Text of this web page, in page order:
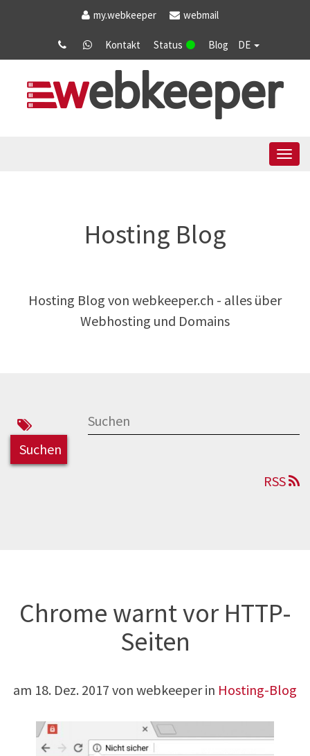
my.webkeeper webmail
Kontakt Status Blog DE
Hosting Blog
Hosting Blog von webkeeper.ch - alles über
Webhosting und Domains
RSS
Chrome warnt vor HTTP-
Seiten
am 18. Dez. 2017 von webkeeper in Hosting-Blog